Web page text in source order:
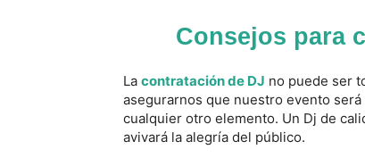
Consejos para
La contratación de DJ no puede ser
asegurarnos que nuestro evento
cualquier otro elemento. Un Dj de
avivará la alegría del público.